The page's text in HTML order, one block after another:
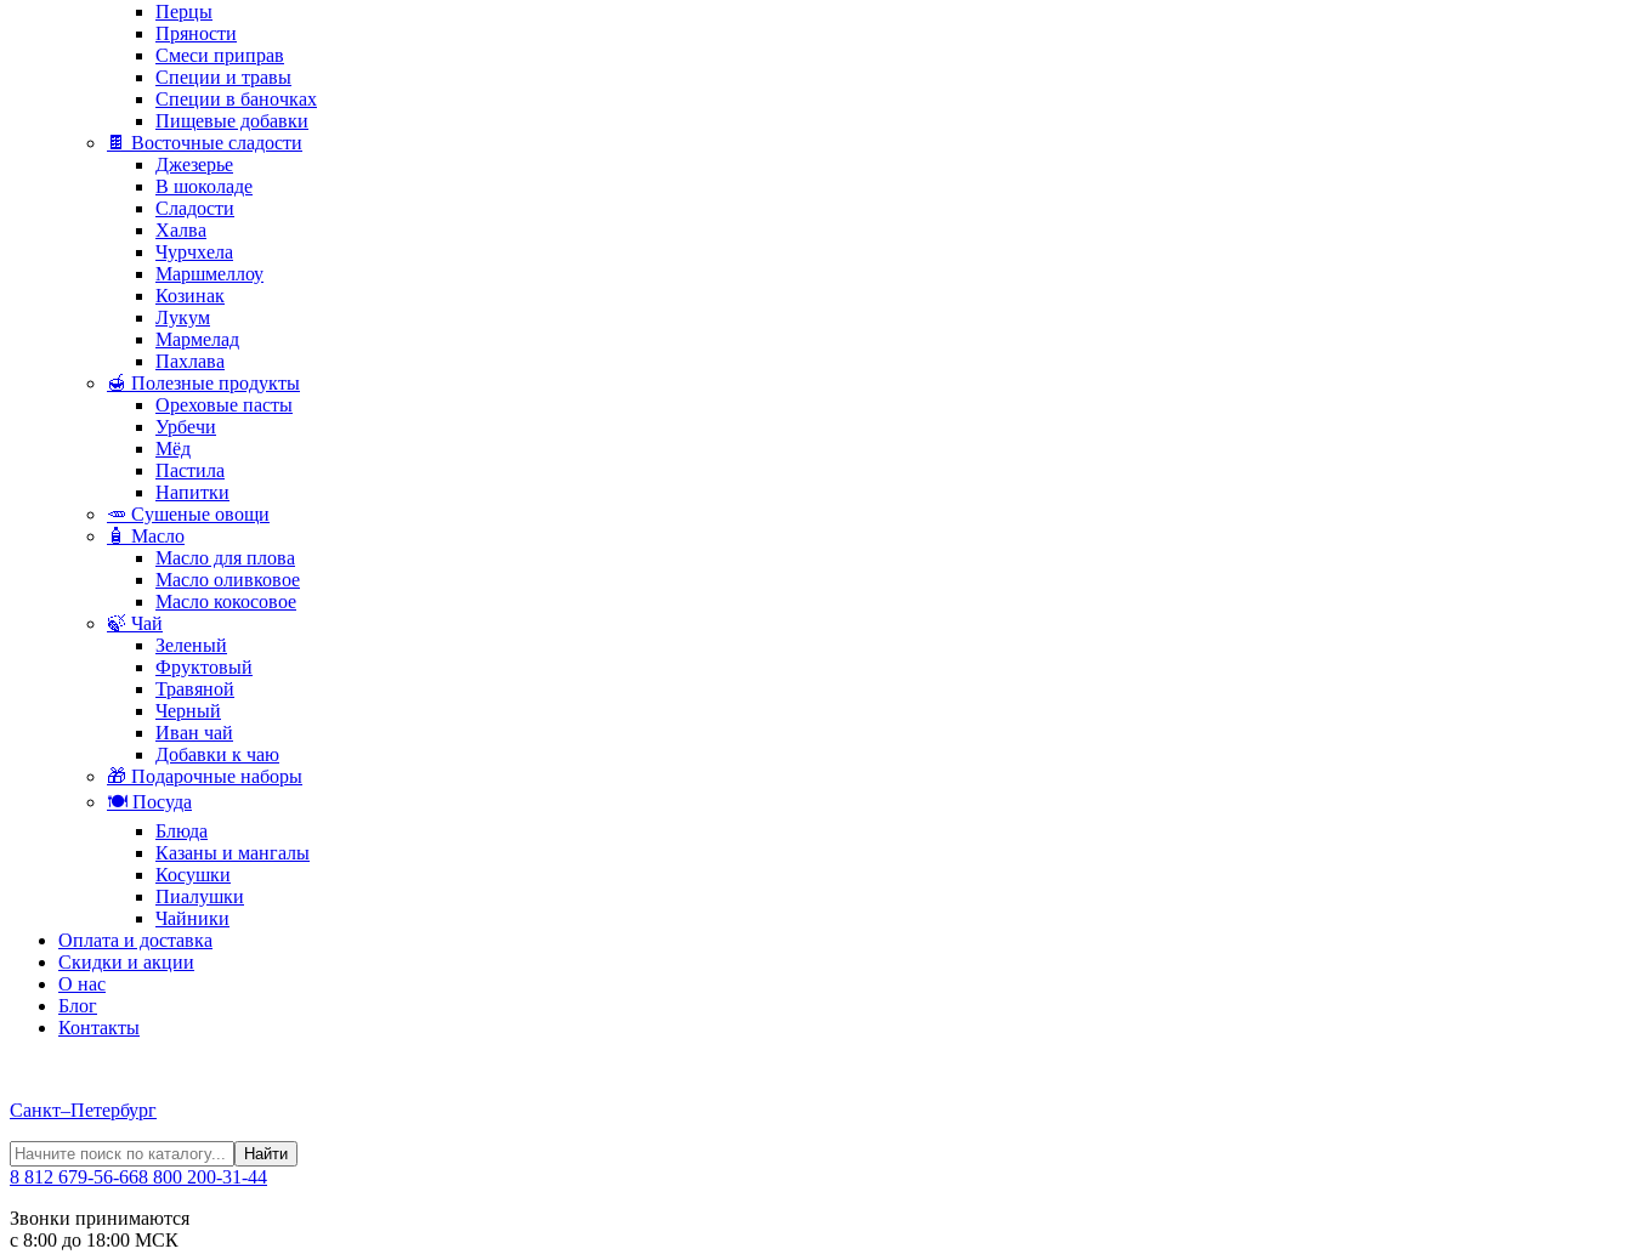
Перцы
Пряности
Смеси приправ
Специи и травы
Специи в баночках
Пищевые добавки
🍫 Восточные сладости
Джезерье
В шоколаде
Сладости
Халва
Чурчхела
Маршмеллоу
Козинак
Лукум
Мармелад
Пахлава
🍯 Полезные продукты
Ореховые пасты
Урбечи
Мёд
Пастила
Напитки
🥕 Сушеные овощи
🧴 Масло
Масло для плова
Масло оливковое
Масло кокосовое
🍃 Чай
Зеленый
Фруктовый
Травяной
Черный
Иван чай
Добавки к чаю
🎁 Подарочные наборы
🍽️ Посуда
Блюда
Казаны и мангалы
Косушки
Пиалушки
Чайники
Оплата и доставка
Скидки и акции
О нас
Блог
Контакты
Санкт–Петербург
Найти
8 812 679-56-668 800 200-31-44
Звонки принимаются
с 8:00 до 18:00 МСК